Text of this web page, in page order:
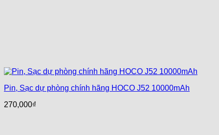
Pin, Sạc dự phòng chính hãng HOCO J52 10000mAh
270,000₫